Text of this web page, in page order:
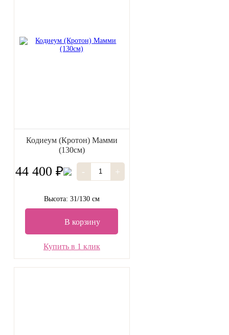
Кодиеум (Кротон) Мамми
(130см)
44 400 ₽ - +
Высота: 31/130 см
В корзину
Купить в 1 клик